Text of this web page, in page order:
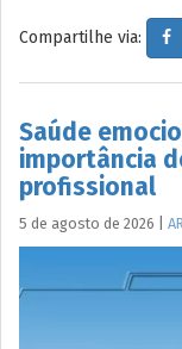
Compartilhe via:
Saúde
importância
profissional
5 de agosto de 2026